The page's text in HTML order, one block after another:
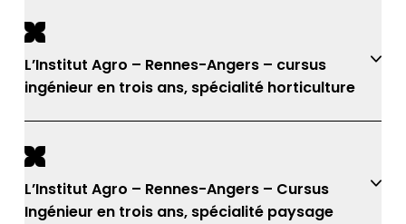
L’Institut Agro – Rennes-Angers – cursus
ingénieur en trois ans, spécialité horticulture
L’Institut Agro – Rennes-Angers – Cursus
Ingénieur en trois ans, spécialité paysage